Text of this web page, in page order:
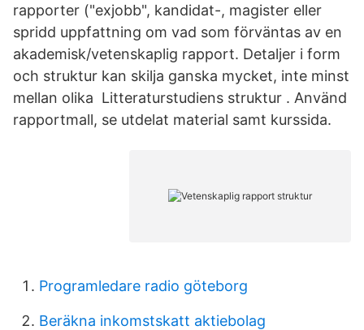
rapporter ("exjobb", kandidat-, magister eller
spridd uppfattning om vad som förväntas av en
akademisk/vetenskaplig rapport. Detaljer i form
och struktur kan skilja ganska mycket, inte minst
mellan olika Litteraturstudiens struktur . Använd
rapportmall, se utdelat material samt kurssida.
Programledare radio göteborg
Beräkna inkomstskatt aktiebolag